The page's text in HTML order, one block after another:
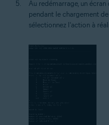
Au redémarrage, un
pendant le chargement
sélectionnez l'action à